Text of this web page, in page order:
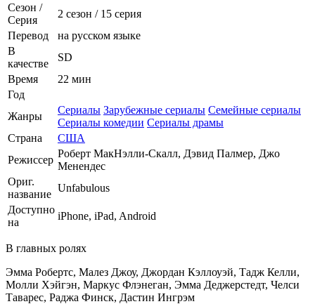
Сезон /
Серия
2 сезон / 15 серия
Перевод
на русском языке
В
качестве
SD
Время
22 мин
Год
Жанры
Сериалы Зарубежные сериалы Семейные сериалы
Сериалы комедии Сериалы драмы
Страна
США
Режиссер
Роберт МакНэлли-Скалл, Дэвид Палмер, Джо
Менендес
Ориг.
название
Unfabulous
Доступно
на
iPhone, iPad, Android
В главных ролях
Эмма Робертс, Малез Джоу, Джордан Кэллоуэй, Тадж Келли,
Молли Хэйгэн, Маркус Флэнеган, Эмма Деджерстедт, Челси
Таварес, Раджа Финск, Дастин Ингрэм